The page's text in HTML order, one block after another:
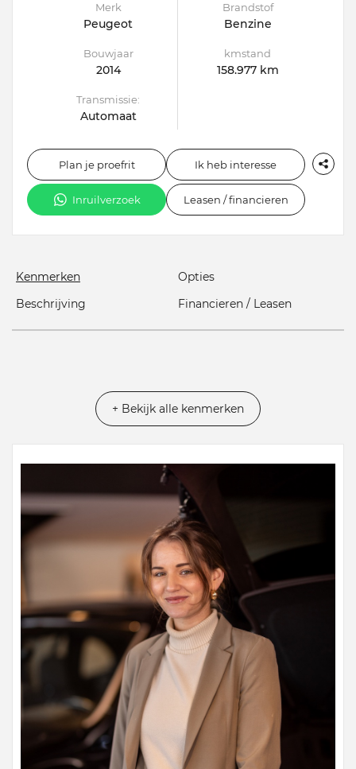
Merk
Peugeot
Brandstof
Benzine
Bouwjaar
2014
kmstand
158.977 km
Transmissie:
Automaat
Plan je proefrit Ik heb interesse
Inruilverzoek Leasen / financieren
Kenmerken
Opties
Beschrijving
Financieren / Leasen
+ Bekijk alle kenmerken